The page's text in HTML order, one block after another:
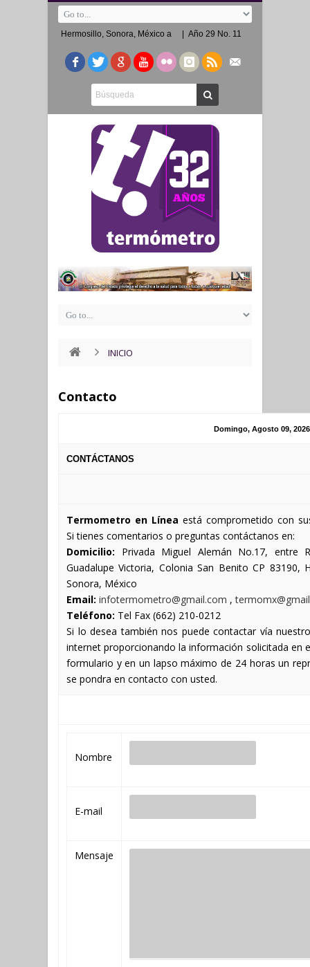
Hermosillo, Sonora, México a | Año 29 No. 11
INICIO
Contacto
Domingo, Agosto 09,
CONTÁCTANOS
Termometro en Línea está comprometido con
Si tienes comentarios o preguntas contáctanos en:
Domicilio: Privada Miguel Alemán No.17, entre
Guadalupe Victoria, Colonia San Benito CP 83190,
Sonora, México
Email: infotermometro@gmail.com ,
Teléfono: Tel Fax (662) 210-0212
Si lo desea también nos puede contactar vía
internet proporcionando la información solicitada en
formulario y en un lapso máximo de 24 horas un
se pondra en contacto con usted.
Nombre
E-mail
Mensaje